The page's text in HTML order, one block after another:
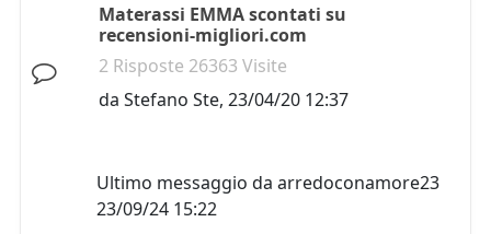
Materassi EMMA scontati su
recensioni-migliori.com
2 Risposte 26363 Visite
da Stefano Ste, 23/04/20 12:37
Ultimo messaggio da arredoconamore23
23/09/24 15:22